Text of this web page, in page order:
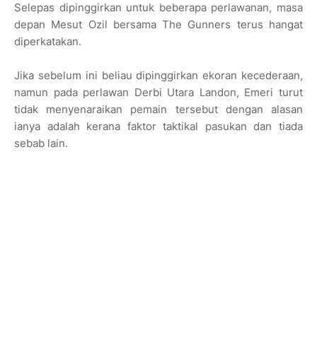
Selepas dipinggirkan untuk beberapa perlawanan, masa
depan Mesut Ozil bersama The Gunners terus hangat
diperkatakan.
Jika sebelum ini beliau dipinggirkan ekoran kecederaan,
namun pada perlawan Derbi Utara Landon, Emeri turut
tidak menyenaraikan pemain tersebut dengan alasan
ianya adalah kerana faktor taktikal pasukan dan tiada
sebab lain.